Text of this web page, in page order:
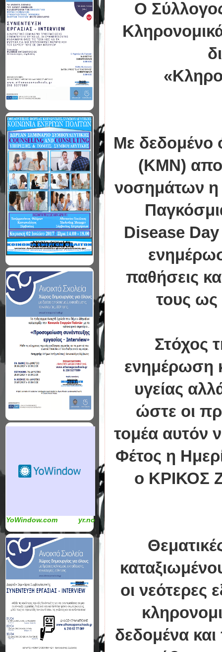
Ο
Με δεδομένο
(ΚΜΝ)
νοσημάτων η
Disease
παθήσεις
τους ως
Στόχος
ενημέρωση
υγείας
ώστε οι
τομέα αυτόν
Φέτος η
ο ΚΡΙΚΟΣ
οι νεότερες
δεδομένα
YoWindow.com yr.no